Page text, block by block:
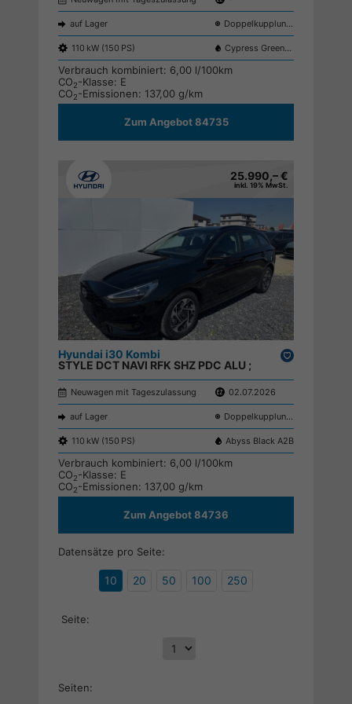
auf Lager Doppelkupplungsgetriebe (DSG)
110 kW (150 PS) Cypress Green T2P
Verbrauch kombiniert: 6,00 l/100km
CO2-Klasse: E
CO2-Emissionen: 137,00 g/km
Zum Angebot 84735
25.990,– €
inkl. 19% MwSt.
Hyundai i30 Kombi
STYLE DCT NAVI RFK SHZ PDC ALU ;
Neuwagen mit Tageszulassung 02.07.2026
auf Lager Doppelkupplungsgetriebe (DSG)
110 kW (150 PS) Abyss Black A2B
Verbrauch kombiniert: 6,00 l/100km
CO2-Klasse: E
CO2-Emissionen: 137,00 g/km
Zum Angebot 84736
Datensätze pro Seite:
10 20 50 100 250
Seite:
Seiten: